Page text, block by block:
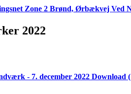
Zone 2 Brønd, Ørbækvej Ved
2022
- 7. december 2022 Download